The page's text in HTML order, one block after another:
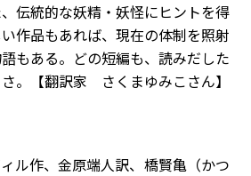
伝統的な妖精・妖怪にヒントを得
作品もあれば、現在の体制を照射
もある。どの短編も、読みだした
。【翻訳家 さくまゆみこさん】
ル作、金原端人訳、橋賢亀（かつ